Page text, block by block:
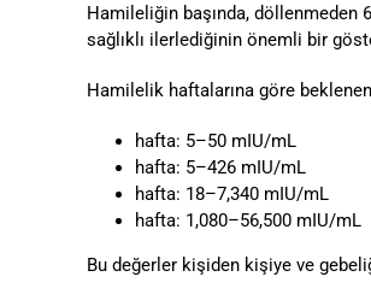
Hamileliğin başında, döllenmeden
sağlıklı ilerlediğinin önemli bir
Hamilelik haftalarına göre
hafta: 5–50 mIU/mL
hafta: 5–426 mIU/mL
hafta: 18–7,340 mIU/mL
hafta: 1,080–56,500 mIU/mL
Bu değerler kişiden kişiye ve